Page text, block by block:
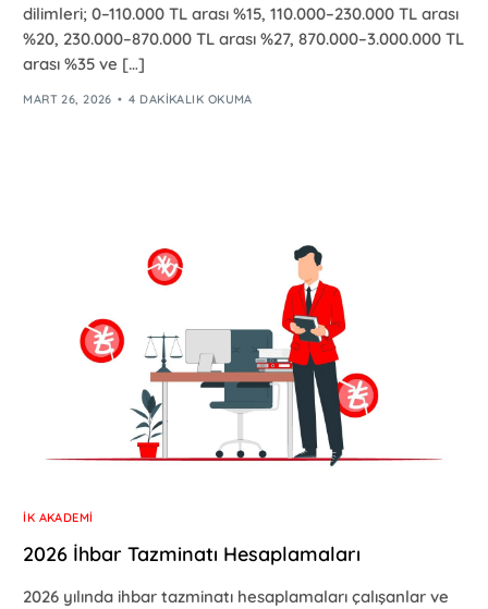
dilimleri; 0–110.000 TL arası %15, 110.000–230.000 TL arası
%20, 230.000–870.000 TL arası %27, 870.000–3.000.000 TL
arası %35 ve […]
MART 26, 2026 4 DAKIKALIK OKUMA
İK AKADEMI
2026 İhbar Tazminatı Hesaplamaları
2026 yılında ihbar tazminatı hesaplamaları çalışanlar ve